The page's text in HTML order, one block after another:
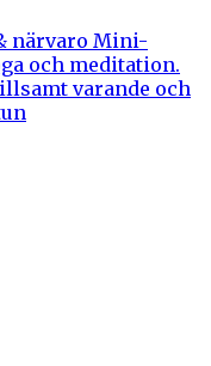
närvaro Mini-
och meditation.
varande och